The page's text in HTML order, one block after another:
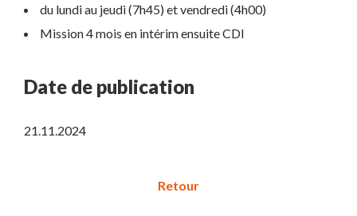
du lundi au jeudi (7h45) et vendredi (4h00)
Mission 4 mois en intérim ensuite CDI
Date de publication
21.11.2024